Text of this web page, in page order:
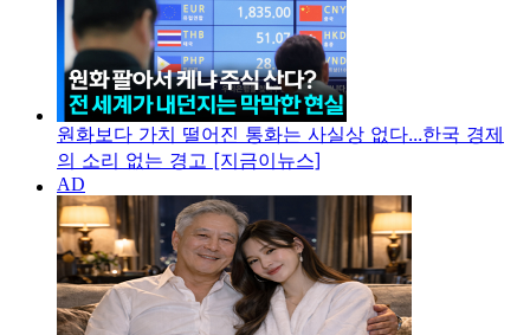
원화보다 가치 떨어진 통화는 사실상 없다...한국 경제
의 소리 없는 경고 [지금이뉴스]